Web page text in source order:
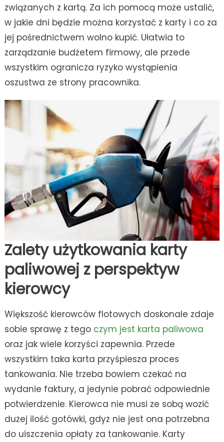
związanych z kartą. Za ich pomocą może ustalić,
w jakie dni będzie można korzystać z karty i co za
jej pośrednictwem wolno kupić. Ułatwia to
zarządzanie budżetem firmowy, ale przede
wszystkim ogranicza ryzyko wystąpienia
oszustwa ze strony pracownika.
Zalety użytkowania karty
paliwowej z perspektyw
kierowcy
Większość kierowców flotowych doskonale zdaje
sobie sprawę z tego czym jest karta paliwowa
oraz jak wiele korzyści zapewnia. Przede
wszystkim taka karta przyśpiesza proces
tankowania. Nie trzeba bowiem czekać na
wydanie faktury, a jedynie pobrać odpowiednie
potwierdzenie. Kierowca nie musi ze sobą wozić
dużej ilość gotówki, gdyż nie jest ona potrzebna
do uiszczenia opłaty za tankowanie. Karty